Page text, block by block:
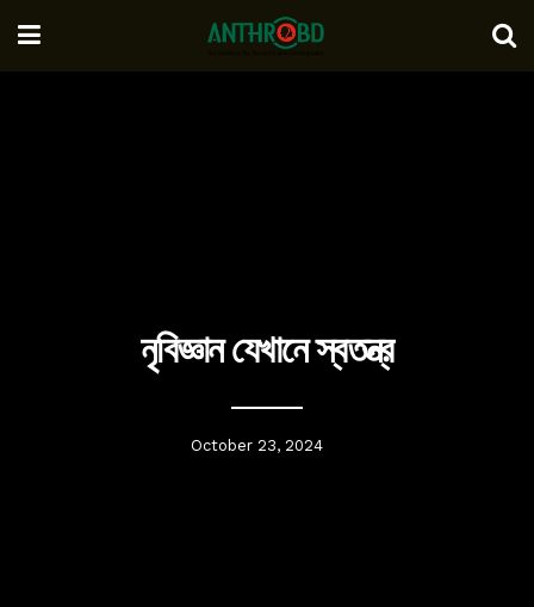
নৃবিজ্ঞান যেখানে স্বতন্ত্র
October 23, 2024